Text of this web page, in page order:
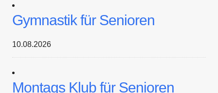
Gymnastik für Senioren
10.08.2026
Montags Klub für Senioren